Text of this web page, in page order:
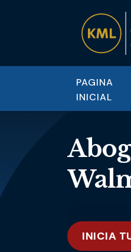
PAGINA
INICIAL
INICIA